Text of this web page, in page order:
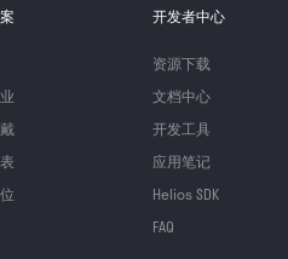
开发者中心
资源下载
文档中心
开发工具
应用笔记
Helios SDK
FAQ